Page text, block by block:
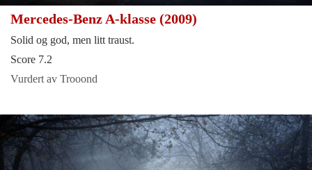
Mercedes-Benz A-klasse (2009)
Solid og god, men litt traust.
Score 7.2
Vurdert av Trooond